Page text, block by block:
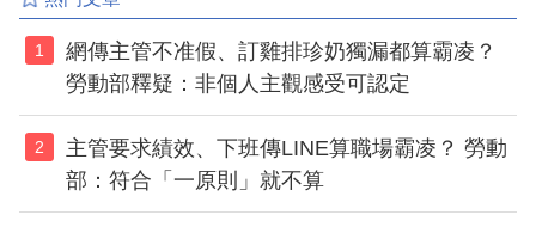
1
網傳主管不准假、訂雞排珍奶獨漏都算霸凌？
勞動部釋疑：非個人主觀感受可認定
2
主管要求績效、下班傳LINE算職場霸凌？ 勞動
部：符合「一原則」就不算